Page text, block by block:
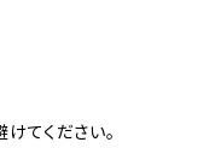
てください。